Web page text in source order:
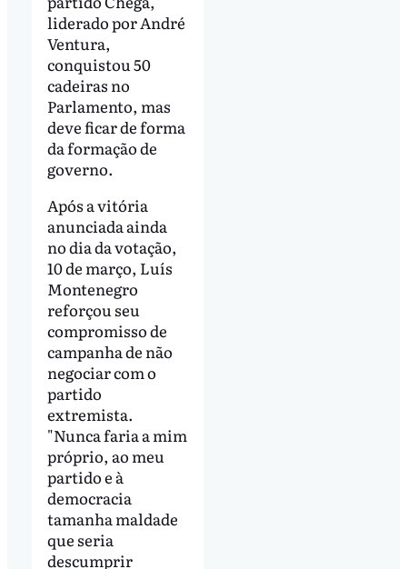
liderado por André
Ventura,
conquistou 50
cadeiras no
Parlamento, mas
deve ficar de forma
da formação de
governo.
Após a vitória
anunciada ainda
no dia da votação,
10 de março, Luís
Montenegro
reforçou seu
compromisso de
campanha de não
negociar com o
partido
extremista.
"Nunca faria a mim
próprio, ao meu
partido e à
democracia
tamanha maldade
que seria
descumprir